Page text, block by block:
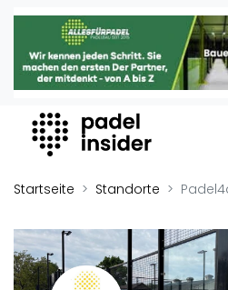
Padel Insider
Home
Organisationen
Buchungssysteme
Padel-Shops
Padelplatzbauer
Verschiedenes
Startseite Standorte